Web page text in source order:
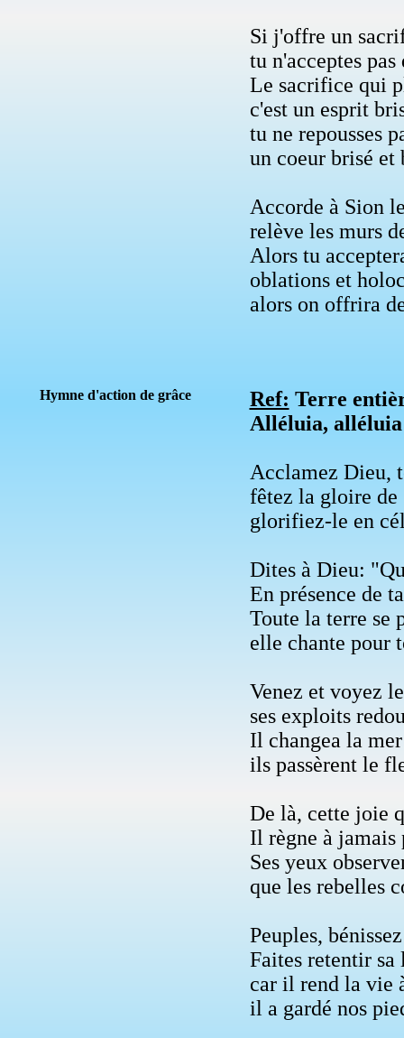
Si j'offre un
tu n'acceptes
Le sacrifice qui
c'est un esprit
tu ne repousses
un coeur brisé et
Accorde à Sion
relève les murs
Alors tu
oblations et
alors on offrira
Hymne d'action de grâce Ref: Terre
Alléluia,
Acclamez Dieu,
fêtez la gloire de
glorifiez-le en
Dites à Dieu:
En présence de
Toute la terre se
elle chante pour
Venez et voyez
ses exploits
Il changea la
ils passèrent le
De là, cette joie
Il règne à jamais
Ses yeux
que les rebelles
Peuples,
Faites retentir sa
car il rend la vie
il a gardé nos